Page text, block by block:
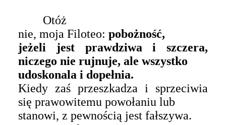
Otóż
nie, moja Filoteo: pobożność,
jeżeli jest prawdziwa i szczera,
niczego nie rujnuje, ale wszystko
udoskonala i dopełnia.
Kiedy zaś przeszkadza i sprzeciwia
się prawowitemu powołaniu lub
stanowi, z pewnością jest fałszywa.